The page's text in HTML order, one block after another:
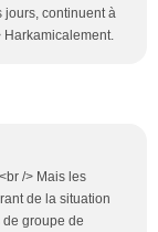
jours, continuent à
/> Mais les
de la situation
groupe de